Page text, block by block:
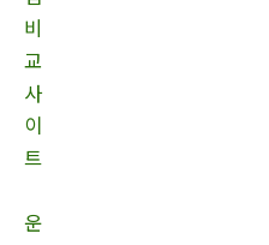
비
교
사
이
트
운